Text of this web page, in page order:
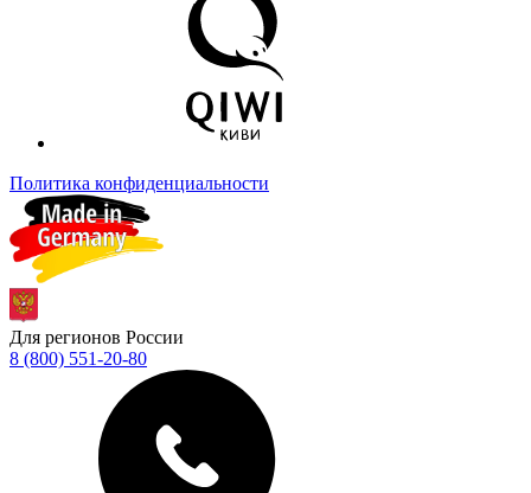
Политика конфиденциальности
Для регионов России
8 (800) 551-20-80